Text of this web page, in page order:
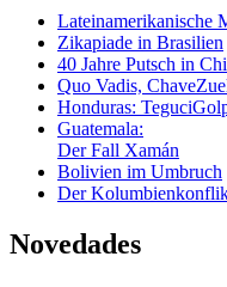
Lateinamerikanische
Zikapiade in Brasilien
40 Jahre Putsch in
Quo Vadis,
Honduras:
Guatemala:
Der Fall Xamán
Bolivien im Umbruch
Der
Novedades